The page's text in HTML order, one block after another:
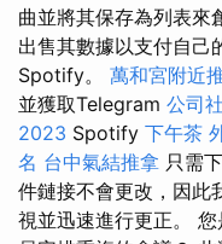
曲並將其保存為列表來
出售其數據以支付自己
Spotify。 萬和宮附近
並獲取Telegram 公司
2023 Spotify 下午茶
名 台中氣結推拿 只需
件鏈接不會更改，因此
視並迅速進行更正。